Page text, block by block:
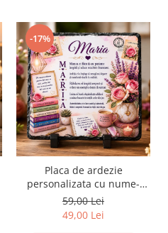
-17%
Placa de ardezie
personalizata cu nume-
Maria
59,00 Lei
49,00 Lei